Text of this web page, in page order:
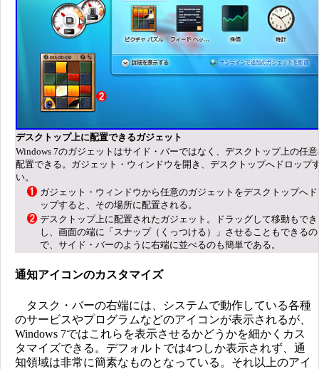
デスクトップ上に配置できるガジェット
Windows 7のガジェットはサイド・バーではなく、デスクトップ上の任
配置できる。ガジェット・ウィンドウを開き、デスクトップへドロップ
い。
ガジェット・ウィンドウから任意のガジェットをデスクトップへ
ップすると、その場所に配置される。
デスクトップ上に配置されたガジェット。ドラッグして移動もで
し、画面の端に「スナップ（くっつける）」させることもできるの
で、サイド・バーのように右端に並べるのも簡単である。
通知アイコンのカスタマイズ
タスク・バーの右端には、システムで動作している各種
のサービスやプログラムなどのアイコンが表示されるが、
Windows 7ではこれらを表示させるかどうかを細かくカス
タマイズできる。デフォルトでは4つしか表示されず、通
知領域は非常に簡素なものとなっている。それ以上のアイ